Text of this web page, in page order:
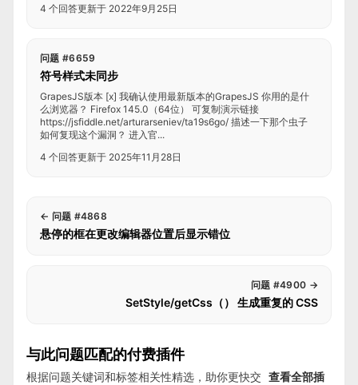
4 个回答更新于 2022年9月25日
问题 #6659
符号样式未同步
GrapesJS版本 [x] 我确认使用最新版本的GrapesJS 你用的是什
么浏览器？ Firefox 145.0（64位） 可复制演示链接
https://jsfiddle.net/arturarseniev/ta19s6go/ 描述一下那个虫子
如何复现这个漏洞？ 进入官...
4 个回答更新于 2025年11月28日
← 问题 #4868
悬停的框在更改编辑器位置后显示错位
问题 #4900 →
SetStyle/getCss（） 生成重复的 CSS
与此问题匹配的付费插件
根据问题关键词和标签相关性精选，助你更快交 查看全部插